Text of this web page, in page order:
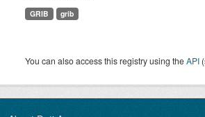
GRIB grib
You can also access this registry using theAPI